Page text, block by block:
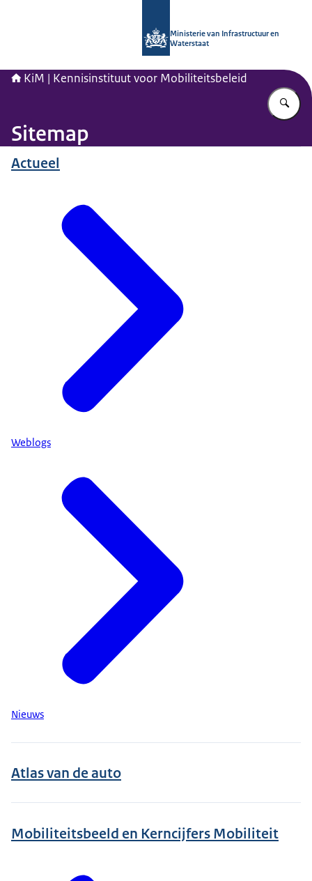
Ministerie van Infrastructuur en
Waterstaat
KiM | Kennisinstituut voor Mobiliteitsbeleid
Sitemap
Actueel
Weblogs
Nieuws
Atlas van de auto
Mobiliteitsbeeld en Kerncijfers Mobiliteit